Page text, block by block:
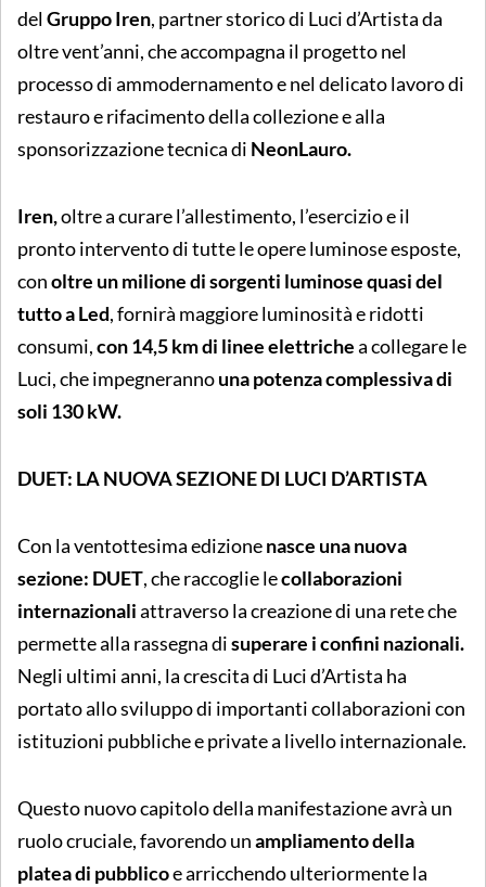
delGruppo Iren, partner storico di Luci d’Artista da
oltre vent’anni, che accompagna il progetto nel
processo di ammodernamento e nel delicato lavoro di
restauro e rifacimento della collezione e alla
sponsorizzazione tecnica di NeonLauro.
Iren,oltre a curare l’allestimento, l’esercizio e il
pronto intervento di tutte le opere luminose esposte,
conoltre un milione di sorgenti luminose quasi del
tutto a Led, fornirà maggiore luminosità e ridotti
consumi,con 14,5 km di linee elettrichea collegare le
Luci, che impegnerannouna potenza complessiva di
soli 130 kW.
DUET: LA NUOVA SEZIONE DI LUCI D’ARTISTA
Con la ventottesima edizionenasce una nuova
sezione: DUET, che raccoglie lecollaborazioni
internazionaliattraverso la creazione di una rete che
permette alla rassegna disuperare i confini nazionali.
Negli ultimi anni, la crescita di Luci d’Artista ha
portato allo sviluppo di importanti collaborazioni con
istituzioni pubbliche e private a livello internazionale.
Questo nuovo capitolo della manifestazione avrà un
ruolo cruciale, favorendo unampliamento della
platea di pubblicoe arricchendo ulteriormente la